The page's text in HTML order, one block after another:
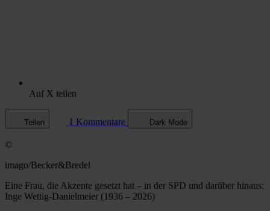
Auf X teilen
Teilen 1 Kommentare Dark Mode
©
imago/Becker&Bredel
Eine Frau, die Akzente gesetzt hat – in der SPD und darüber hinaus:
Inge Wettig-Danielmeier (1936 – 2026)